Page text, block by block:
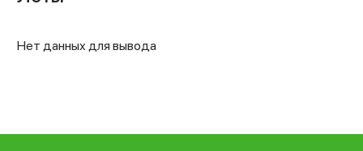
Нет данных для вывода